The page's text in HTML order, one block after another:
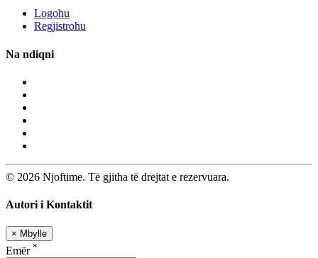
Logohu
Regjistrohu
Na ndiqni
© 2026 Njoftime. Të gjitha të drejtat e rezervuara.
Autori i Kontaktit
× Mbylle
Emër *